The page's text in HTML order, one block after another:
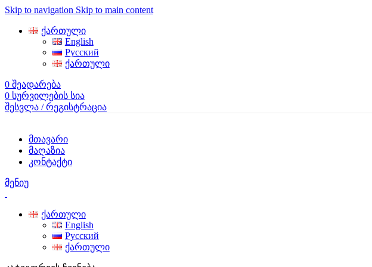
Skip to navigation Skip to main content
ქართული
English
Русский
ქართული
0 შეადარება
0 სურვილების სია
შესვლა / რეგისტრაცია
მთავარი
მაღაზია
კონტაქტი
მენიუ
ქართული
English
Русский
ქართული